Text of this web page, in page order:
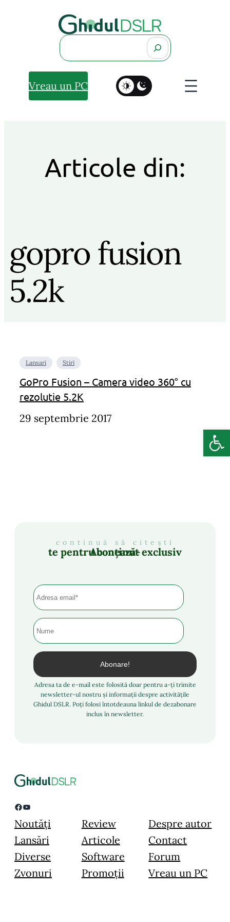
Search
Vreau un PC
Articole din:
gopro fusion
5.2k
Lansari Stiri
GoPro Fusion – Camera video 360° cu
rezolutie 5.2K
29 septembrie 2017
continuă să citești
Abonează-te pentru conținut exclusiv
Adresa ta de e-mail este folosită doar pentru a-ți trimite
newsletter-ul nostru și informații despre activitățile
Ghidul DSLR. Poți folosi întotdeauna linkul de dezabonare
inclus în newsletter.
Facebook YouTube
Noutăți
Lansări
Diverse
Zvonuri
Review
Articole
Software
Promoții
Despre autor
Contact
Forum
Vreau un PC